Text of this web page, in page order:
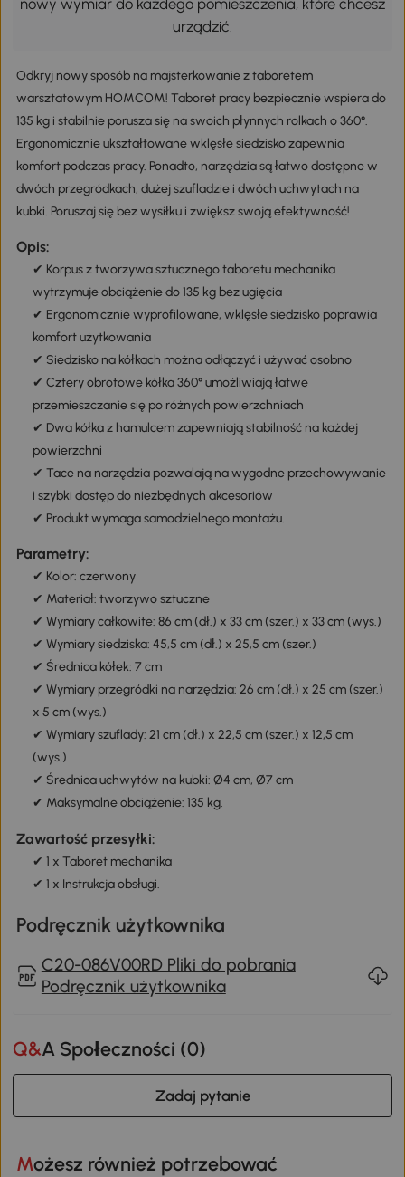
nowy wymiar do każdego pomieszczenia, które chcesz
urządzić.
Odkryj nowy sposób na majsterkowanie z taboretem
warsztatowym HOMCOM! Taboret pracy bezpiecznie wspiera do
135 kg i stabilnie porusza się na swoich płynnych rolkach o 360°.
Ergonomicznie ukształtowane wklęsłe siedzisko zapewnia
komfort podczas pracy. Ponadto, narzędzia są łatwo dostępne w
dwóch przegródkach, dużej szufladzie i dwóch uchwytach na
kubki. Poruszaj się bez wysiłku i zwiększ swoją efektywność!
Opis:
✔ Korpus z tworzywa sztucznego taboretu mechanika
wytrzymuje obciążenie do 135 kg bez ugięcia
✔ Ergonomicznie wyprofilowane, wklęsłe siedzisko poprawia
komfort użytkowania
✔ Siedzisko na kółkach można odłączyć i używać osobno
✔ Cztery obrotowe kółka 360° umożliwiają łatwe
przemieszczanie się po różnych powierzchniach
✔ Dwa kółka z hamulcem zapewniają stabilność na każdej
powierzchni
✔ Tace na narzędzia pozwalają na wygodne przechowywanie
i szybki dostęp do niezbędnych akcesoriów
✔ Produkt wymaga samodzielnego montażu.
Parametry:
✔ Kolor: czerwony
✔ Materiał: tworzywo sztuczne
✔ Wymiary całkowite: 86 cm (dł.) x 33 cm (szer.) x 33 cm (wys.)
✔ Wymiary siedziska: 45,5 cm (dł.) x 25,5 cm (szer.)
✔ Średnica kółek: 7 cm
✔ Wymiary przegródki na narzędzia: 26 cm (dł.) x 25 cm (szer.)
x 5 cm (wys.)
✔ Wymiary szuflady: 21 cm (dł.) x 22,5 cm (szer.) x 12,5 cm
(wys.)
✔ Średnica uchwytów na kubki: Ø4 cm, Ø7 cm
✔ Maksymalne obciążenie: 135 kg.
Zawartość przesyłki:
✔ 1 x Taboret mechanika
✔ 1 x Instrukcja obsługi.
Podręcznik użytkownika
C20-086V00RD Pliki do pobrania
Podręcznik użytkownika
Q&A Społeczności (0)
Zadaj pytanie
Możesz również potrzebować